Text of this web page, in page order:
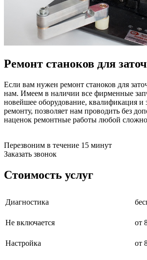
багги
бактерицидной лампы
беговых дорожек
бензобуров
бензогенераторов
бензоножниц
бензорезов
беспроводных систем
беспроводных систем
бетоноломов
бетономешалок
безменов
блендеров
блинниц
блоков коммутации
блоков управления
бормашин
Ремонт станоков для
Если вам нужен ремонт станоков для
нам. Имеем в наличии все фирменные
новейшее оборудование, квалификация и
ремонту, позволяет нам проводить без
наценок ремонтные работы любой
Перезвоним в течение 15 минут
Заказать звонок
Стоимость услуг
Диагностика
Не включается от
Настройка от